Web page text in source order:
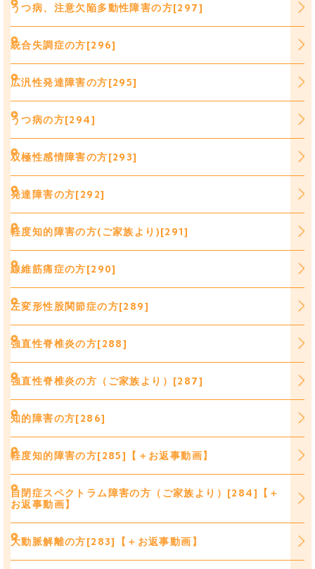
うつ病、注意欠陥多動性障害の方[297]
統合失調症の方[296]
広汎性発達障害の方[295]
うつ病の方[294]
双極性感情障害の方[293]
発達障害の方[292]
軽度知的障害の方(ご家族より)[291]
線維筋痛症の方[290]
左変形性股関節症の方[289]
強直性脊椎炎の方[288]
強直性脊椎炎の方（ご家族より）[287]
知的障害の方[286]
軽度知的障害の方[285]【＋お返事動画】
自閉症スペクトラム障害の方（ご家族より）[284]【＋
お返事動画】
大動脈解離の方[283]【＋お返事動画】